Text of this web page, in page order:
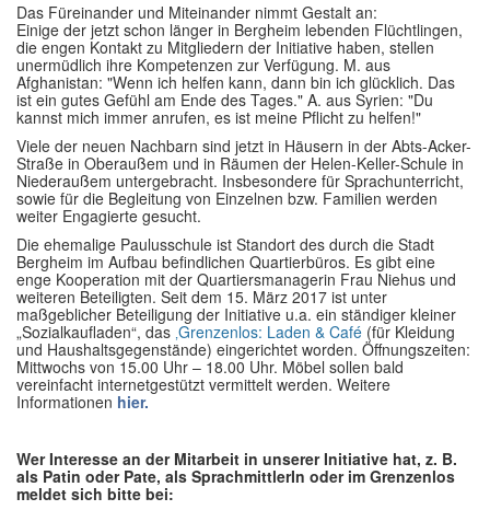
Das Füreinander und Miteinander nimmt Gestalt an:
Einige der jetzt schon länger in Bergheim lebenden Flüchtlingen,
die engen Kontakt zu Mitgliedern der Initiative haben, stellen
unermüdlich ihre Kompetenzen zur Verfügung. M. aus
Afghanistan: "Wenn ich helfen kann, dann bin ich glücklich. Das
ist ein gutes Gefühl am Ende des Tages." A. aus Syrien: "Du
kannst mich immer anrufen, es ist meine Pflicht zu helfen!"
Viele der neuen Nachbarn sind jetzt in Häusern in der Abts-Acker-
Straße in Oberaußem und in Räumen der Helen-Keller-Schule in
Niederaußem untergebracht. Insbesondere für Sprachunterricht,
sowie für die Begleitung von Einzelnen bzw. Familien werden
weiter Engagierte gesucht.
Die ehemalige Paulusschule ist Standort des durch die Stadt
Bergheim im Aufbau befindlichen Quartierbüros. Es gibt eine
enge Kooperation mit der Quartiersmanagerin Frau Niehus und
weiteren Beteiligten. Seit dem 15. März 2017 ist unter
maßgeblicher Beteiligung der Initiative u.a. ein ständiger kleiner
„Sozialkaufladen“, das ‚Grenzenlos: Laden & Café (für Kleidung
und Haushaltsgegenstände) eingerichtet worden. Öffnungszeiten:
Mittwochs von 15.00 Uhr – 18.00 Uhr. Möbel sollen bald
vereinfacht internetgestützt vermittelt werden. Weitere
Informationen hier.
Wer Interesse an der Mitarbeit in unserer Initiative hat, z. B.
als Patin oder Pate, als SprachmittlerIn oder im Grenzenlos
meldet sich bitte bei: